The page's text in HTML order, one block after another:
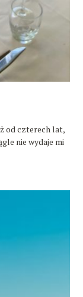
od czterech lat,
nie wydaje mi